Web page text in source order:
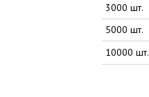
3000 шт.
5000 шт.
10000 шт.